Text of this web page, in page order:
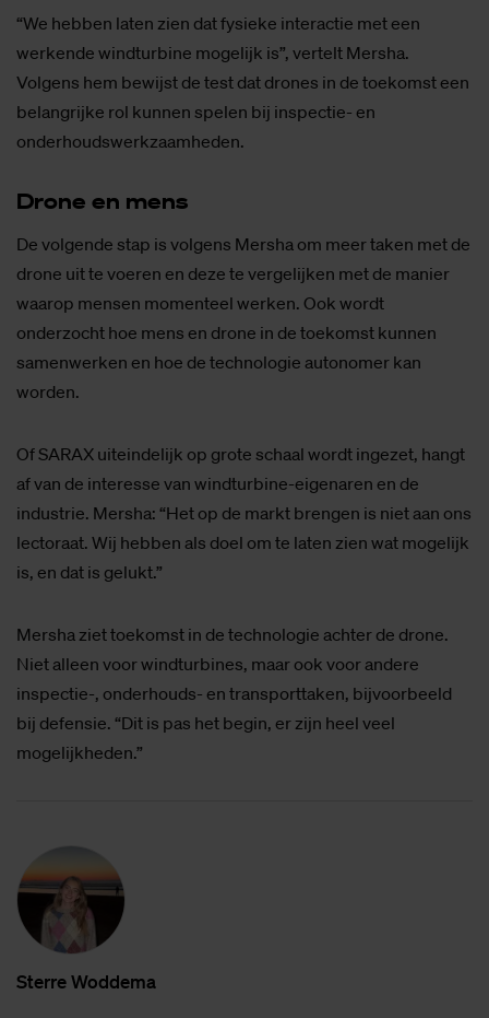
“We hebben laten zien dat fysieke interactie met een
werkende windturbine mogelijk is”, vertelt Mersha.
Volgens hem bewijst de test dat drones in de toekomst een
belangrijke rol kunnen spelen bij inspectie- en
onderhoudswerkzaamheden.
Dro­ne en mens
De volgende stap is volgens Mersha om meer taken met de
drone uit te voeren en deze te vergelijken met de manier
waarop mensen momenteel werken. Ook wordt
onderzocht hoe mens en drone in de toekomst kunnen
samenwerken en hoe de technologie autonomer kan
worden.
Of SARAX uiteindelijk op grote schaal wordt ingezet, hangt
af van de interesse van windturbine-eigenaren en de
industrie. Mersha: “Het op de markt brengen is niet aan ons
lectoraat. Wij hebben als doel om te laten zien wat mogelijk
is, en dat is gelukt.”
Mersha ziet toekomst in de technologie achter de drone.
Niet alleen voor windturbines, maar ook voor andere
inspectie-, onderhouds- en transporttaken, bijvoorbeeld
bij defensie. “Dit is pas het begin, er zijn heel veel
mogelijkheden.”
Ster­re Wod­de­ma